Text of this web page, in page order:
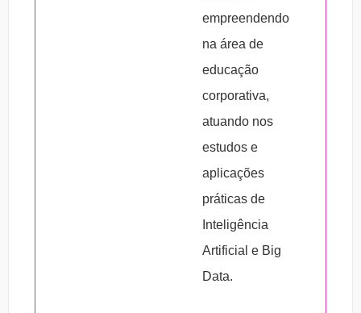
empreendendo
na área de
educação
corporativa,
atuando nos
estudos e
aplicações
práticas de
Inteligência
Artificial e Big
Data.